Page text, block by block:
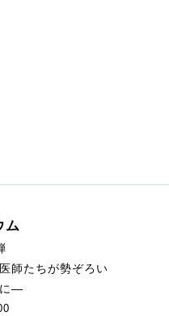
ム
師たちが勢ぞろい
に―